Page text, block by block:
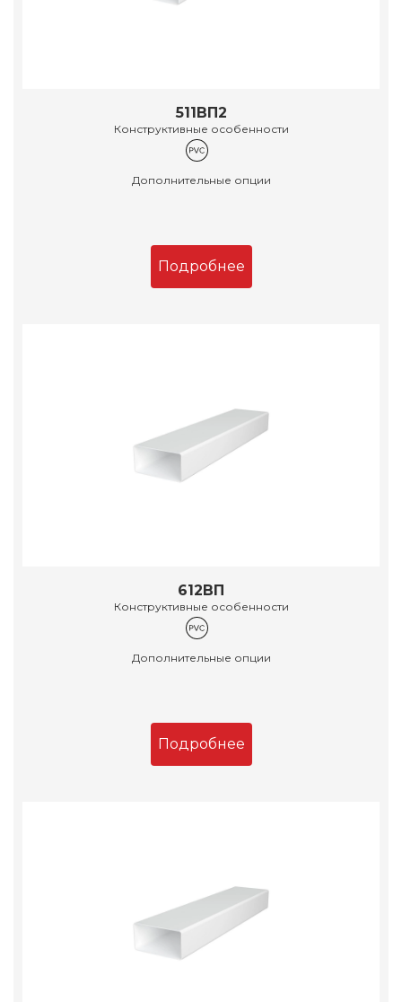
511ВП2
Конструктивные особенности
Дополнительные опции
Подробнее
612ВП
Конструктивные особенности
Дополнительные опции
Подробнее